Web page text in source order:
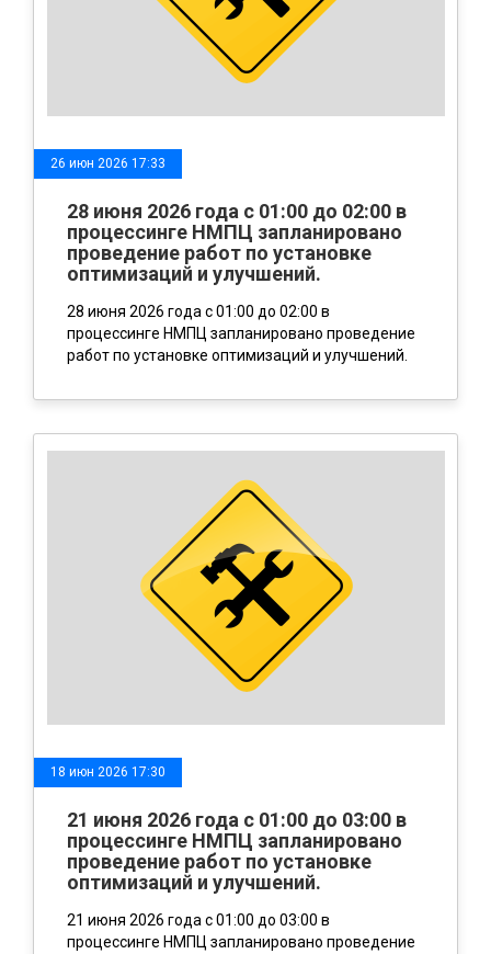
26 июн 2026 17:33
28 июня 2026 года с 01:00 до 02:00 в
процессинге НМПЦ запланировано
проведение работ по установке
оптимизаций и улучшений.
28 июня 2026 года с 01:00 до 02:00 в
процессинге НМПЦ запланировано проведение
работ по установке оптимизаций и улучшений.
18 июн 2026 17:30
21 июня 2026 года с 01:00 до 03:00 в
процессинге НМПЦ запланировано
проведение работ по установке
оптимизаций и улучшений.
21 июня 2026 года с 01:00 до 03:00 в
процессинге НМПЦ запланировано проведение